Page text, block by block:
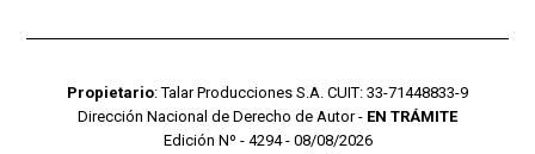
Propietario: Talar Producciones S.A. CUIT: 33-71448833-9
Dirección Nacional de Derecho de Autor - EN TRÁMITE
Edición Nº - 4294 - 08/08/2026